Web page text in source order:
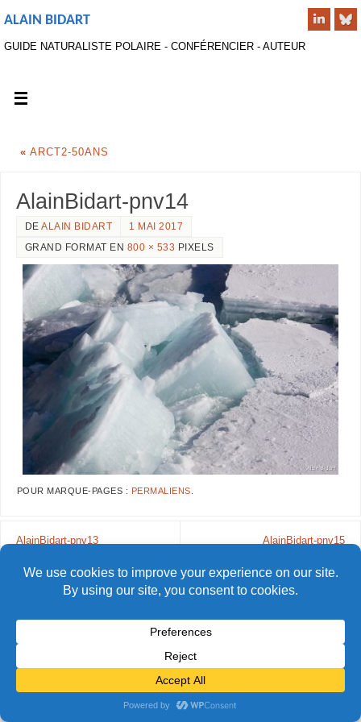
ALAIN BIDART
GUIDE NATURALISTE POLAIRE - CONFÉRENCIER - AUTEUR
« ARCT2-50ANS
AlainBidart-pnv14
DEALAIN BIDART
1 MAI 2017
GRAND FORMAT EN 800 × 533 PIXELS
POUR MARQUE-PAGES : PERMALIENS
AlainBidart-pnv13 AlainBidart-pnv15